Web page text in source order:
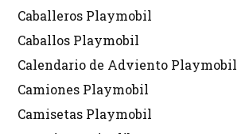
Caballeros Playmobil
Caballos Playmobil
Calendario de Adviento Playmobil
Camiones Playmobil
Camisetas Playmobil